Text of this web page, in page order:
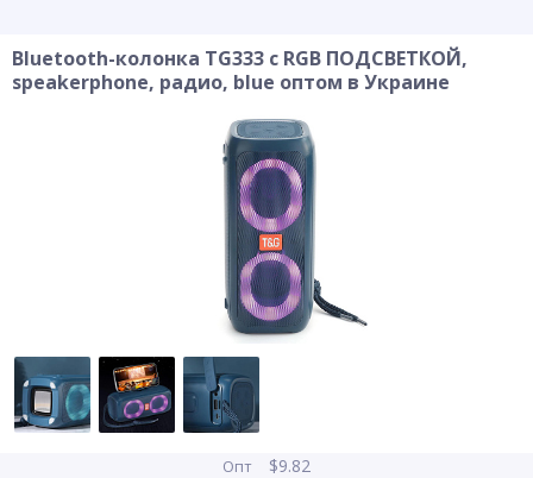
Bluetooth-колонка TG333 с RGB ПОДСВЕТКОЙ,
speakerphone, радио, blue оптом в Украине
Опт $9.82